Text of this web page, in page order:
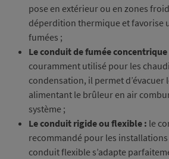
pose en extérieur ou en zones
déperdition thermique et favorise
fumées ;
Le conduit de fumée
couramment utilisé pour les
condensation, il permet d’évacuer
alimentant le brûleur en air
système ;
Le conduit rigide ou flexible : le
recommandé pour les
conduit flexible s’adapte